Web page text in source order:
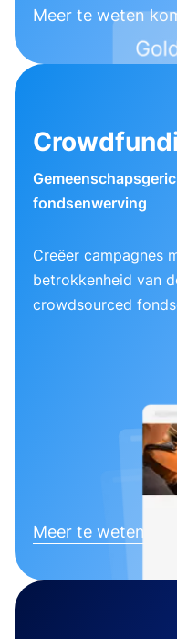
Meer te weten
fondsenwerving
Creëer campagnes
betrokkenheid van
crowdsourced
Meer te weten